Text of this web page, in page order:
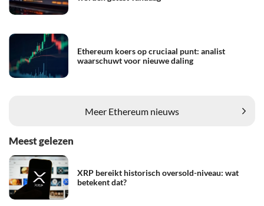
Ethereum koers op cruciaal punt: analist
waarschuwt voor nieuwe daling
Meer Ethereum nieuws
Meest gelezen
XRP bereikt historisch oversold-niveau: wat
betekent dat?